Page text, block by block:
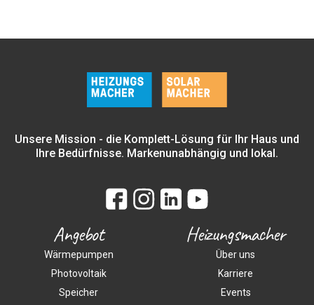
Angebot
Wärmepumpen
Photovoltaik
Speicher
Unsere Mission - die Komplett-Lösung für Ihr Haus und
Ihre Bedürfnisse. Markenunabhängig und lokal.
Heizungsmacher
Über uns
Karriere
Events